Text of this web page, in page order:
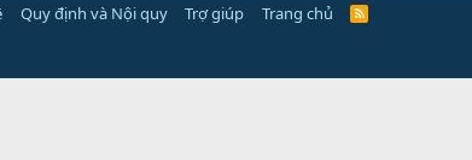
Quy định và Nội quy Trợ giúp Trang chủ